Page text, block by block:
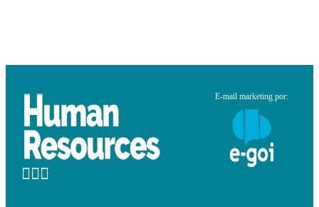
E-mail marketing por: